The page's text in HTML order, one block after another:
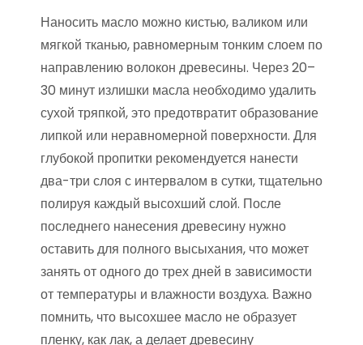
Наносить масло можно кистью, валиком или
мягкой тканью, равномерным тонким слоем по
направлению волокон древесины. Через 20–
30 минут излишки масла необходимо удалить
сухой тряпкой, это предотвратит образование
липкой или неравномерной поверхности. Для
глубокой пропитки рекомендуется нанести
два-три слоя с интервалом в сутки, тщательно
полируя каждый высохший слой. После
последнего нанесения древесину нужно
оставить для полного высыхания, что может
занять от одного до трех дней в зависимости
от температуры и влажности воздуха. Важно
помнить, что высохшее масло не образует
пленку, как лак, а делает древесину